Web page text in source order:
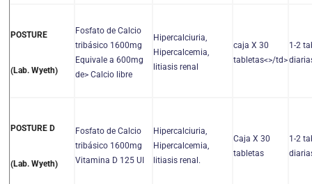
POSTURE
(Lab. Wyeth)
Fosfato de Calcio
tribásico 1600mg
Equivale a 600mg
de> Calcio libre
Hipercalciuria,
Hipercalcemia,
litiasis renal
caja X 30
tabletas<>/td>
1-2
POSTURE D
(Lab. Wyeth)
Fosfato de Calcio
tribásico 1600mg
Vitamina D 125 UI
Hipercalciuria,
Hipercalcemia,
litiasis renal.
Caja X 30
tabletas
1-2